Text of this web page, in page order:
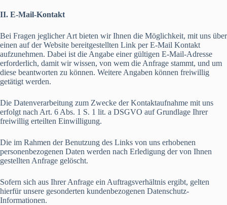
II. E-Mail-Kontakt
Bei Fragen jeglicher Art bieten wir Ihnen die Möglichkeit, mit uns über
einen auf der Website bereitgestellten Link per E-Mail Kontakt
aufzunehmen. Dabei ist die Angabe einer gültigen E-Mail-Adresse
erforderlich, damit wir wissen, von wem die Anfrage stammt, und um
diese beantworten zu können. Weitere Angaben können freiwillig
getätigt werden.
Die Datenverarbeitung zum Zwecke der Kontaktaufnahme mit uns
erfolgt nach Art. 6 Abs. 1 S. 1 lit. a DSGVO auf Grundlage Ihrer
freiwillig erteilten Einwilligung.
Die im Rahmen der Benutzung des Links von uns erhobenen
personenbezogenen Daten werden nach Erledigung der von Ihnen
gestellten Anfrage gelöscht.
Sofern sich aus Ihrer Anfrage ein Auftragsverhältnis ergibt, gelten
hierfür unsere gesonderten kundenbezogenen Datenschutz-
Informationen.